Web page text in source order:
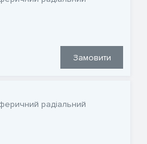
Замовити
радіальний